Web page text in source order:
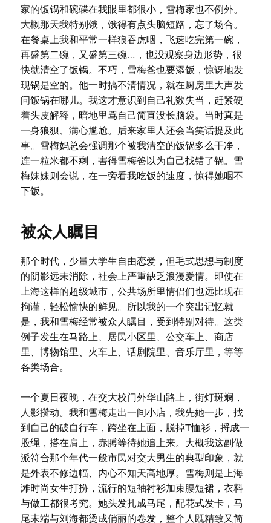
家的饭锅和碗碟在我眼里都很小，雪梅家也不例外。
大概那天我特别饿，饿得有点头脑短路，忘了场合。
在餐桌上我和平常一样狼吞虎咽，飞速吃完第一碗，
再盛第二碗，又盛第三碗…，也没观察身边形势，很
快就清空了饭锅。不巧，雪梅爸也要添饭，惊讶地发
现锅是空的。他一时搞不清情况，就在厨房里大声发
问饭锅在哪儿。我这才意识到自己礼数失当，赶紧硬
着头皮解释，暗地里骂自己简直没长脑袋。当时真是
一身狼狈、满心尴尬。后来家里人还会当笑话提及此
事。雪梅妈总会强调那个被我清空的饭锅多么干净，
连一粒米都不剩，害得雪梅爸以为自己找错了锅。雪
梅妹妹则会说，在一旁看我吃饭的速度，惊得她咽不
下饭。
被众人瞩目
那个时代，少量大学生自由恋爱，但毛式思想与制度
的阴影远未消除，社会上严重缺乏浪漫爱情。即使在
上海这样的超级城市，公共场所里情侣们也远比现在
拘谨，轻松愉快的鲜见。所以我的一个突出记忆就
是，我和雪梅经常被众人瞩目，受到特别对待。这类
例子发生在马路上、居民小区里、公交车上、商店
里、博物馆里、火车上、话剧院里、音乐厅里，等等
各类场合。
一个夏日夜晚，在交大校门外华山路上，街灯斑斓，
人影攒动。我和雪梅走出一间小店，我先她一步，找
到自己的破自行车，跨坐在上面，脱掉T恤衫，捋成一
股绳，搭在肩上，赤膊等待她追上来。大概我这副做
派符合那个年代一般市民对交大男生的典型印象，就
是外表不修边幅、内心不知天高地厚。雪梅则是上海
滩时尚女生打扮，流行的短袖衬衫加束腰短裙，衣料
与做工都很考究。她头发扎成马尾，配花式发卡，马
尾末端与刘海都烫成俏丽的卷发，整个人既精致又简